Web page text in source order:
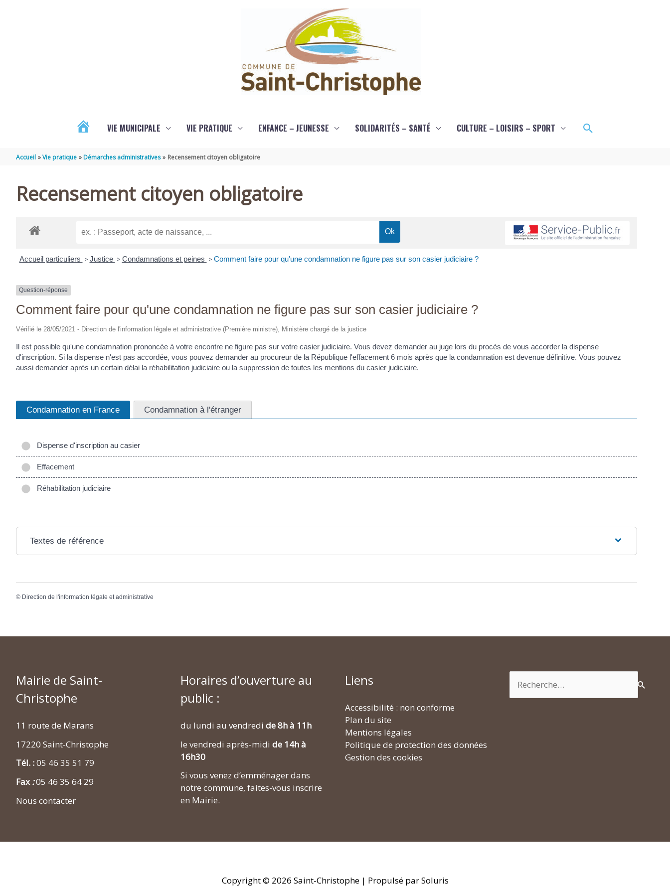
VIE MUNICIPALE VIE PRATIQUE ENFANCE – JEUNESSE SOLIDARITÉS – SANTÉ CULTURE – LOISIRS – SPORT Rechercher
Accueil Vie pratique Démarches administratives Recensement citoyen obligatoire
Recensement citoyen obligatoire
Accueil particuliers > Justice > Condamnations et peines > Comment faire pour qu'une condamnation ne figure pas sur son casier judiciaire ?
Question-réponse
Comment faire pour qu'une condamnation ne figure pas sur son casier judiciaire ?
Vérifié le 28/05/2021 - Direction de l'information légale et administrative (Première ministre), Ministère chargé de la justice
Il est possible qu'une condamnation prononcée à votre encontre ne figure pas sur votre casier judiciaire. Vous devez demander au juge lors du procès de vous accorder la dispense
d'inscription. Si la dispense n'est pas accordée, vous pouvez demander au procureur de la République l'effacement 6 mois après que la condamnation est devenue définitive. Vous pouvez
aussi demander après un certain délai la réhabilitation judiciaire ou la suppression de toutes les mentions du casier judiciaire.
Condamnation en France Condamnation à l'étranger
Dispense d'inscription au casier
Effacement
Réhabilitation judiciaire
Textes de référence
© Direction de l'information légale et administrative
Mairie de Saint-
Christophe
11 route de Marans
17220 Saint-Christophe
Tél. :05 46 35 51 79
Fax:05 46 35 64 29
Nous contacter
Horaires d’ouverture au
public :
du lundi au vendredi de 8h à 11h
le vendredi après-midi de 14h à
16h30
Si vous venez d’emménager dans
notre commune, faites-vous inscrire
en Mairie.
Liens
Accessibilité : non conforme
Plan du site
Mentions légales
Politique de protection des données
Gestion des cookies
Copyright © 2026 Saint-Christophe| Propulsé par Soluris